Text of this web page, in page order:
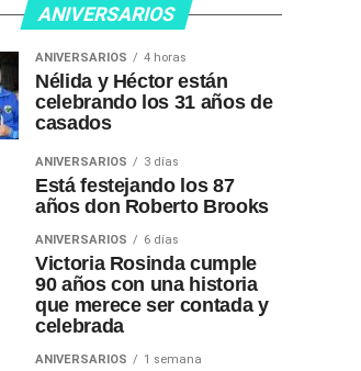
ANIVERSARIOS
ANIVERSARIOS 4 horas
Nélida y Héctor están
celebrando los 31 años de
casados
ANIVERSARIOS 3 días
Está festejando los 87
años don Roberto Brooks
ANIVERSARIOS 6 días
Victoria Rosinda cumple
90 años con una historia
que merece ser contada y
celebrada
ANIVERSARIOS 1 semana